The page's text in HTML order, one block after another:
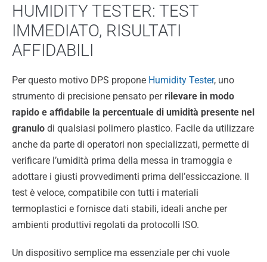
HUMIDITY TESTER: TEST
IMMEDIATO, RISULTATI
AFFIDABILI
Per questo motivo DPS propone Humidity Tester, uno
strumento di precisione pensato perrilevare in modo
rapido e affidabile la percentuale di umidità presente nel
granulo di qualsiasi polimero plastico. Facile da utilizzare
anche da parte di operatori non specializzati, permette di
verificare l’umidità prima della messa in tramoggia e
adottare i giusti provvedimenti prima dell’essiccazione. Il
test è veloce, compatibile con tutti i materiali
termoplastici e fornisce dati stabili, ideali anche per
ambienti produttivi regolati da protocolli ISO.
Un dispositivo semplice ma essenziale per chi vuole